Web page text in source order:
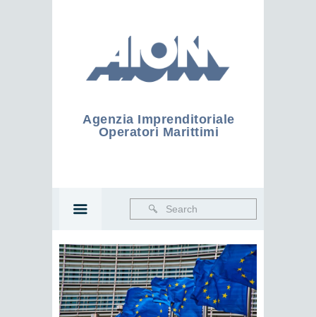
Agenzia Imprenditoriale
Operatori Marittimi